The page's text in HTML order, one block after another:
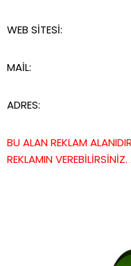
WEB SİTESİ:
MAİL:
ADRES:
BU ALAN REKLAM
REKLAMIN